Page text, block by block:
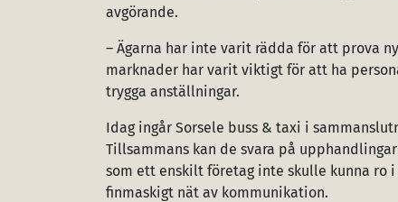
avgörande.
– Ägarna har inte varit rädda för att prova
marknader har varit viktigt för att ha
trygga anställningar.
Idag ingår Sorsele buss & taxi i
Tillsammans kan de svara på
som ett enskilt företag inte skulle kunna ro
finmaskigt nät av kommunikation.